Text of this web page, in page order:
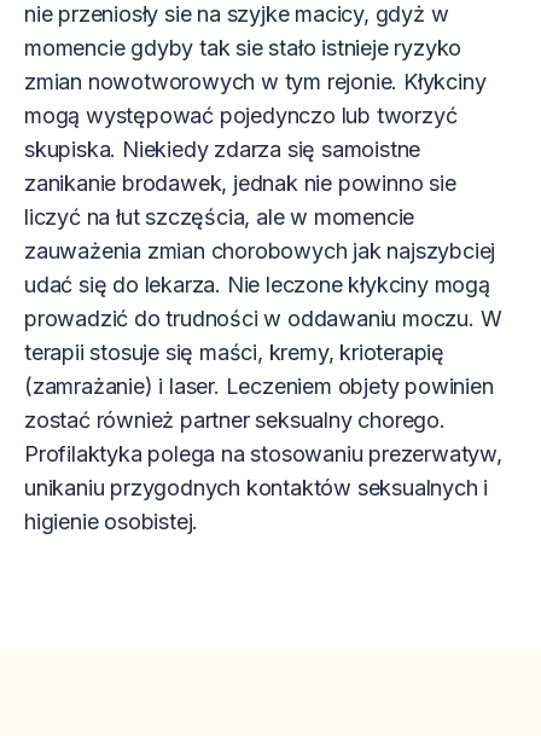
nie przeniosły sie na szyjke macicy, gdyż w
momencie gdyby tak sie stało istnieje ryzyko
zmian nowotworowych w tym rejonie. Kłykciny
mogą występować pojedynczo lub tworzyć
skupiska. Niekiedy zdarza się samoistne
zanikanie brodawek, jednak nie powinno sie
liczyć na łut szczęścia, ale w momencie
zauważenia zmian chorobowych jak najszybciej
udać się do lekarza. Nie leczone kłykciny mogą
prowadzić do trudności w oddawaniu moczu. W
terapii stosuje się maści, kremy, krioterapię
(zamrażanie) i laser. Leczeniem objety powinien
zostać również partner seksualny chorego.
Profilaktyka polega na stosowaniu prezerwatyw,
unikaniu przygodnych kontaktów seksualnych i
higienie osobistej.